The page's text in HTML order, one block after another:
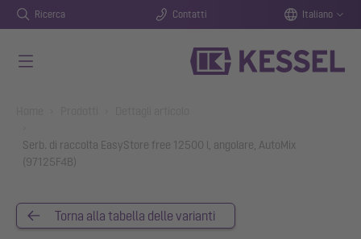
Ricerca Contatti Italiano
Serb. di raccolta EasyStore free 12500 l, angolare, AutoMix
(97125F4B)
Torna alla tabella delle varianti